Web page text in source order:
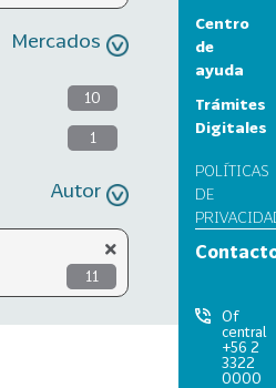
Mercados
10
1
Autor
11
Centro
de
ayuda
Trámites
Digitales
POLÍTICAS
DE
Of
central
+56 2
3322
0000